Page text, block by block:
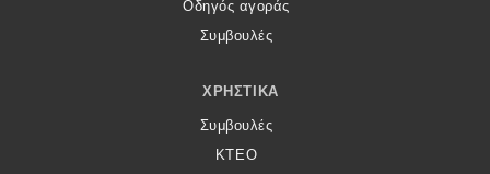
Οδηγός αγοράς
Συμβουλές
ΧΡΗΣΤΙΚΆ
Συμβουλές
ΚΤΕΟ